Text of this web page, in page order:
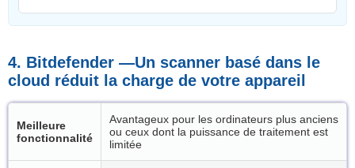
4. Bitdefender —Un scanner basé dans le
cloud réduit la charge de votre appareil
Meilleure
fonctionnalité
Avantageux pour les ordinateurs plus anciens
ou ceux dont la puissance de traitement est
limitée